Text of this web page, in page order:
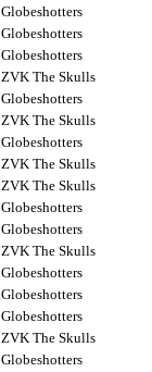
Globeshotters
Globeshotters
Globeshotters
ZVK The Skulls
Globeshotters
ZVK The Skulls
Globeshotters
ZVK The Skulls
ZVK The Skulls
Globeshotters
Globeshotters
ZVK The Skulls
Globeshotters
Globeshotters
Globeshotters
ZVK The Skulls
Globeshotters